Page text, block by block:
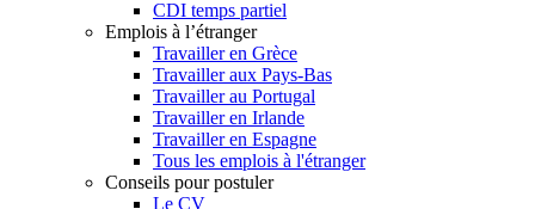
CDI temps partiel
Emplois à l’étranger
Travailler en Grèce
Travailler aux Pays-Bas
Travailler au Portugal
Travailler en Irlande
Travailler en Espagne
Tous les emplois à l'étranger
Conseils pour postuler
Le CV